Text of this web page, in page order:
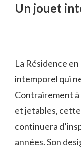
Un jouet
La Résidence
intemporel qui
Contrairement
et jetables,
continuera
années. Son